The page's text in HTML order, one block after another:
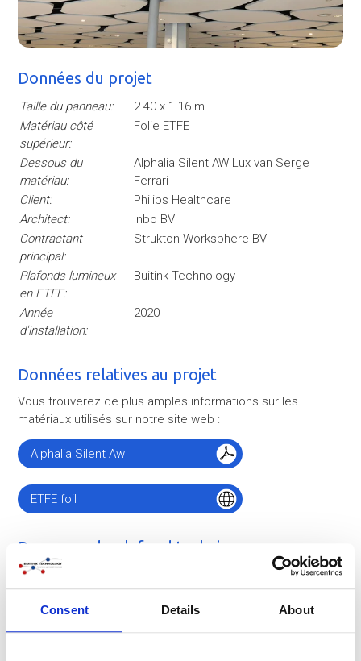
Consent Details About
Données du projet
Taille du panneau:
2.40 x 1.16 m
Matériau côté
supérieur:
Folie ETFE
Dessous du
matériau:
Alphalia Silent AW Lux van Serge
Ferrari
Client:
Philips Healthcare
Architect:
Inbo BV
Contractant
principal:
Strukton Worksphere BV
Plafonds lumineux
en ETFE:
Buitink Technology
Année
d'installation:
2020
Données relatives au projet
Vous trouverez de plus amples informations sur les
matériaux utilisés sur notre site web :
Alphalia Silent Aw
ETFE foil
Panneaux de plafond technique